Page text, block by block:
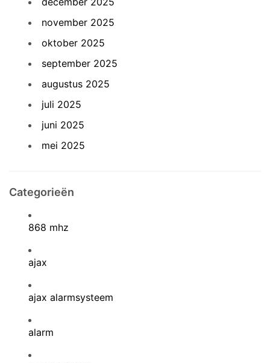
november 2025
oktober 2025
september 2025
augustus 2025
juli 2025
juni 2025
mei 2025
Categorieën
868 mhz
ajax
ajax alarmsysteem
alarm